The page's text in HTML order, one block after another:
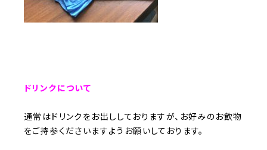
ドリンクについて
通常はドリンクをお出ししておりますが、お好みのお飲物
をご持参くださいますようお願いしております。